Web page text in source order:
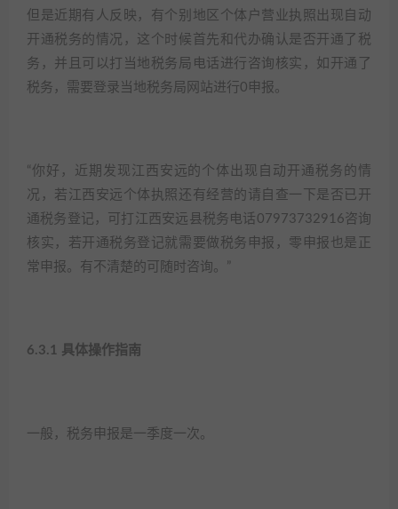
但是近期有人反映，有个别地区个体户营业执照出现自动
开通税务的情况，这个时候首先和代办确认是否开通了税
务，并且可以打当地税务局电话进行咨询核实，如开通了
税务，需要登录当地税务局网站进行0申报。​
“你好，近期发现江西安远的个体出现自动开通税务的情
况，若江西安远个体执照还有经营的请自查一下是否已开
通税务登记，可打江西安远县税务电话07973732916咨询
核实，若开通税务登记就需要做税务申报，零申报也是正
常申报。有不清楚的可随时咨询。”​
6.3.1 具体操作指南​
一般，税务申报是一季度一次。​